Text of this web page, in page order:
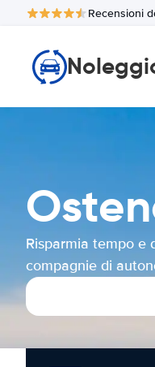
Recensioni
Risparmia tempo e
compagnie di